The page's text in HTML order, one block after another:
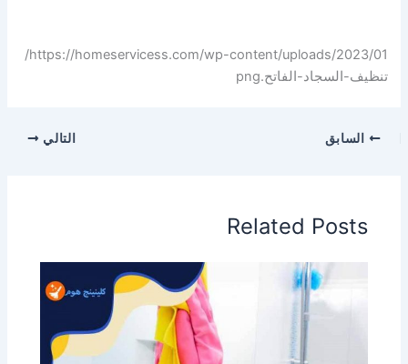
https://homeservicess.com/wp-content/uploads/2023/01/
تنظيف-السجاد-الفاتح.png
السابق التالي
Related Posts